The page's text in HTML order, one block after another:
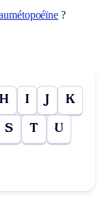
?
H I J K
S T U